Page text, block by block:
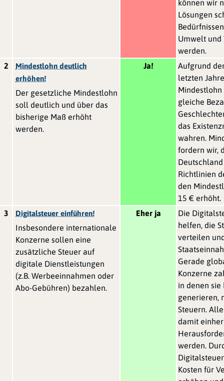
können wir
Lösungen
Umwelt und
werden.
2
Mindestlohn deutlich
erhöhen!
Der gesetzliche Mindestlohn
soll deutlich und über das
bisherige Maß erhöht
werden.
Ja!
Aufgrund
letzten
gleiche
das
wahren.
fordern wir,
Richtlinien
den
15 € erhöht.
3
Digitalsteuer einführen!
Insbesondere internationale
Konzerne sollen eine
zusätzliche Steuer auf
digitale Dienstleistungen
(z.B. Werbeeinnahmen oder
Abo-Gebühren) bezahlen.
Eher ja
Die
helfen, die
verteilen
Gerade
Konzerne
in denen sie
generieren,
Steuern.
damit
werden.
Kosten für